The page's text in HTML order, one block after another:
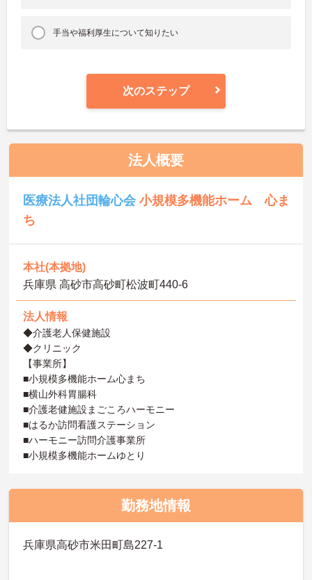
手当や福利厚生について知りたい
次のステップ
法人概要
医療法人社団輪心会小規模多機能ホーム 心ま
ち
本社(本拠地)
兵庫県 高砂市高砂町松波町440-6
法人情報
◆介護老人保健施設
◆クリニック
【事業所】
■小規模多機能ホーム心まち
■横山外科胃腸科
■介護老健施設まごころハーモニー
■はるか訪問看護ステーション
■ハーモニー訪問介護事業所
■小規模多機能ホームゆとり
勤務地情報
兵庫県高砂市米田町島227-1